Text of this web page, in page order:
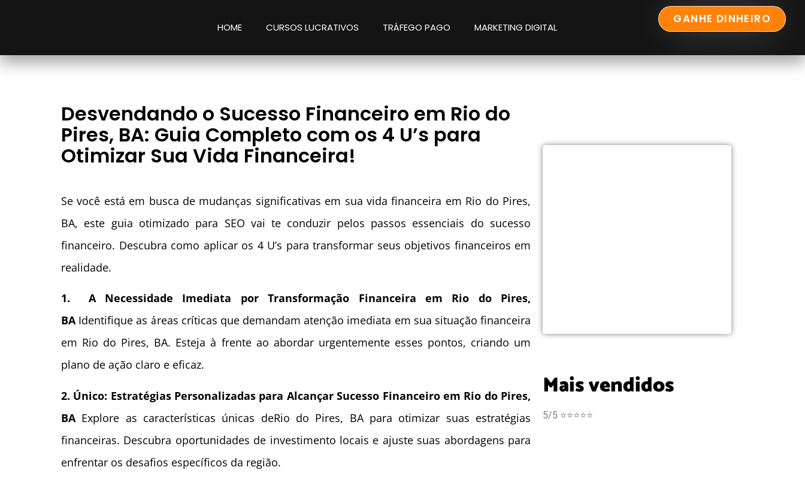
HOME CURSOS LUCRATIVOS TRÁFEGO PAGO MARKETING DIGITAL
GANHE DINHEIRO
Desvendando o Sucesso Financeiro em Rio do
Pires, BA: Guia Completo com os 4 U’s para
Otimizar Sua Vida Financeira!
Se você está em busca de mudanças significativas em sua vida financeira em Rio do Pires,
BA, este guia otimizado para SEO vai te conduzir pelos passos essenciais do sucesso
financeiro. Descubra como aplicar os 4 U’s para transformar seus objetivos financeiros em
realidade.
1. A Necessidade Imediata por Transformação Financeira em Rio do Pires,
BAIdentifique as áreas críticas que demandam atenção imediata em sua situação financeira
em Rio do Pires, BA. Esteja à frente ao abordar urgentemente esses pontos, criando um
plano de ação claro e eficaz.
2. Único: Estratégias Personalizadas para Alcançar Sucesso Financeiro em Rio do Pires,
BA Explore as características únicas deRio do Pires, BA para otimizar suas estratégias
financeiras. Descubra oportunidades de investimento locais e ajuste suas abordagens para
enfrentar os desafios específicos da região.
Mais vendidos
5/5 ⭐⭐⭐⭐⭐